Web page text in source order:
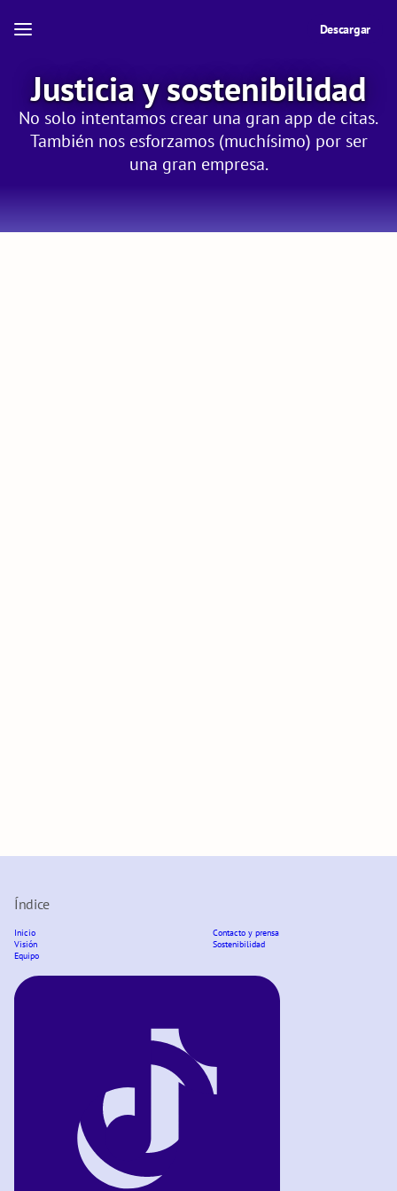
Descargar
Justicia y sostenibilidad
No solo intentamos crear una gran app de citas.
También nos esforzamos (muchísimo) por ser
una gran empresa.
Índice
Inicio
Visión
Equipo
Contacto y prensa
Sostenibilidad